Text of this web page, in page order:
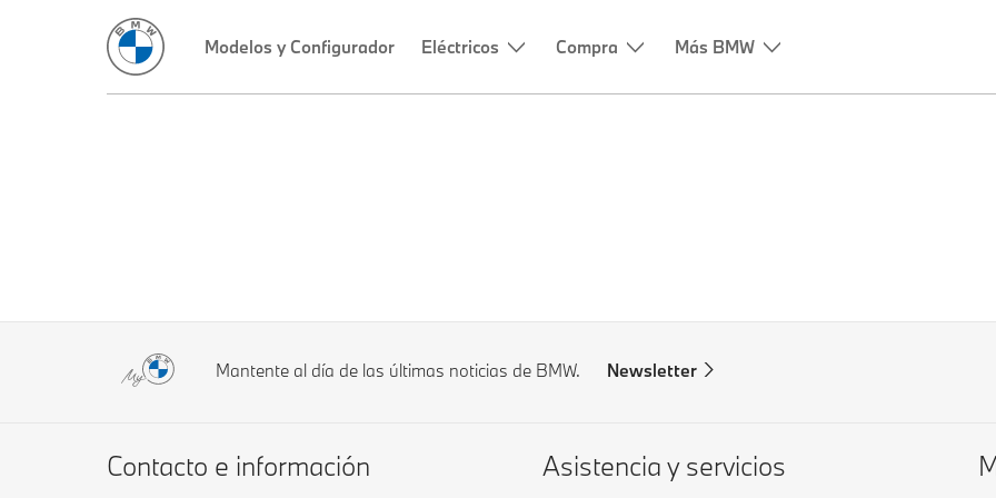
Modelos y Configurador Eléctricos Compra Más BMW
Mantente al día de las últimas noticias de BMW. Newsletter
Contacto e información Asistencia y servicios